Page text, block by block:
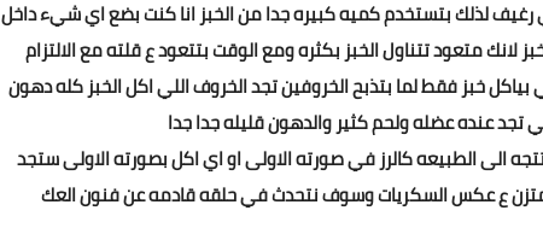
لذلك بتستخدم كميه كبيره جدا من الخبز انا كنت بضع اي شيء داخل
متعود تتناول الخبز بكثره ومع الوقت بتتعود ع قلته مع الالتزام
خبز فقط لما بتذبح الخروفين تجد الخروف اللي اكل الخبز كله دهون
عنده عضله ولحم كثير والدهون قليله جدا جدا
الى الطبيعه كالرز في صورته الاولى او اي اكل بصورته الاولى ستجد
ع عكس السكريات وسوف نتحدث في حلقه قادمه عن فنون العك